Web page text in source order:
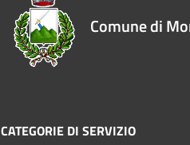
Comune di
CATEGORIE DI SERVIZIO